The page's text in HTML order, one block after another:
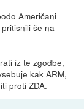
Američani
še na
iz te zgodbe,
kak ARM,
proti ZDA.